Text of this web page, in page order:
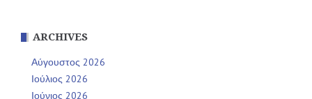
ARCHIVES
Αύγουστος 2026
Ιούλιος 2026
Ιούνιος 2026